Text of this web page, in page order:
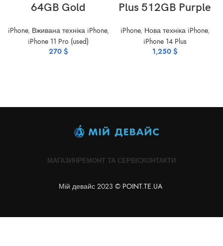
64GB Gold
iPhone, Вживана техніка iPhone,
iPhone 11 Pro (used)
270 $
Plus 512GB Purple
iPhone, Нова техніка iPhone,
iPhone 14 Plus
1,250 $
МАГАЗИНРЕМОНТ ТА СЕРВІСКОНТАКТИ
Мій девайс 2023 © POINT.TE.UA